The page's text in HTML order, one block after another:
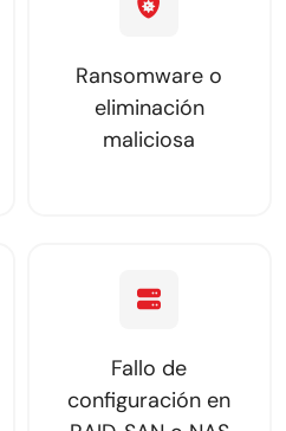
Ransomware o
eliminación
maliciosa
Fallo de
configuración en